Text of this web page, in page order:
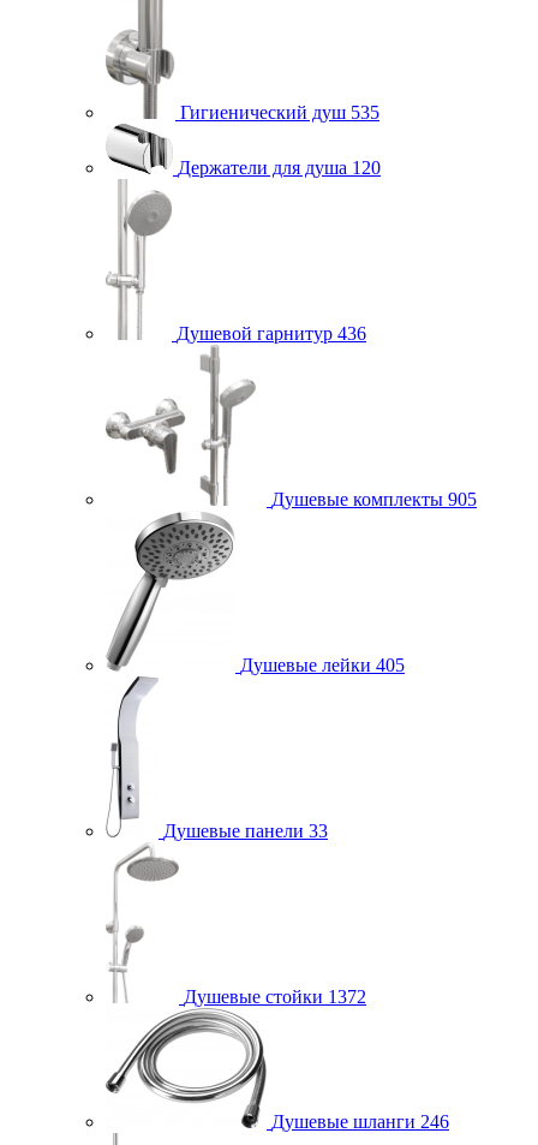
Гигиенический душ 535
Держатели для душа 120
Душевой гарнитур 436
Душевые комплекты 905
Душевые лейки 405
Душевые панели 33
Душевые стойки 1372
Душевые шланги 246